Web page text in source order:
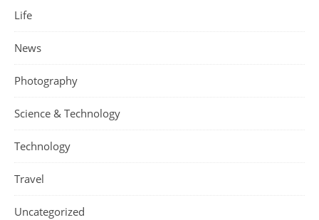
Life
News
Photography
Science & Technology
Technology
Travel
Uncategorized